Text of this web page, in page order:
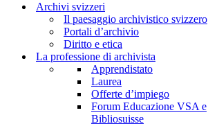
Archivi svizzeri
Il paesaggio archivistico svizzero
Portali d’archivio
Diritto e etica
La professione di archivista
Apprendistato
Laurea
Offerte d’impiego
Forum Educazione VSA e
Bibliosuisse